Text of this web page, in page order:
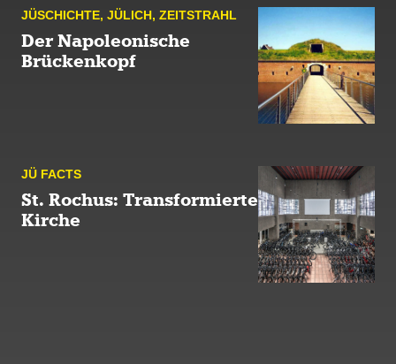
JÜ­SCHICHTE, JÜLICH, ZEIT­STRAHL
Der Napoleonische
Brückenkopf
JÜ FACTS
St. Rochus: Transformierte
Kirche